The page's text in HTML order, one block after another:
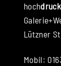
hochdruck
Lützner
Mobil: